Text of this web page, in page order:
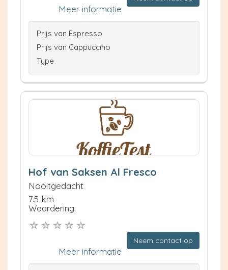
Meer informatie
Prijs van Espresso
Prijs van Cappuccino
Type
Hof van Saksen Al Fresco
Nooitgedacht
7.5 km
Waardering:
Neem contact op
Meer informatie